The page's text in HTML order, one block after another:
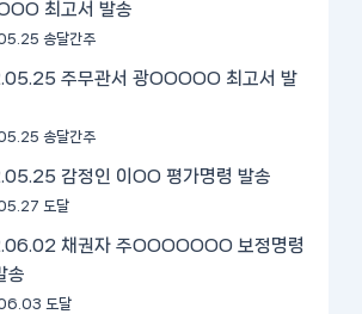
최고서 발송
송달간주
주무관서 광OOOOO 최고서 발
송달간주
감정인 이OO 평가명령 발송
도달
채권자 주OOOOOOO 보정명령
송
도달